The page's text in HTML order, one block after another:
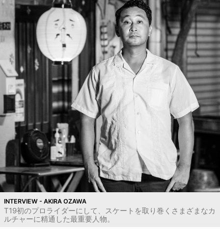
INTERVIEW - AKIRA OZAWA
T19初のプロライダーにして、スケートを取り巻くさまざまなカ
ルチャーに精通した最重要人物。